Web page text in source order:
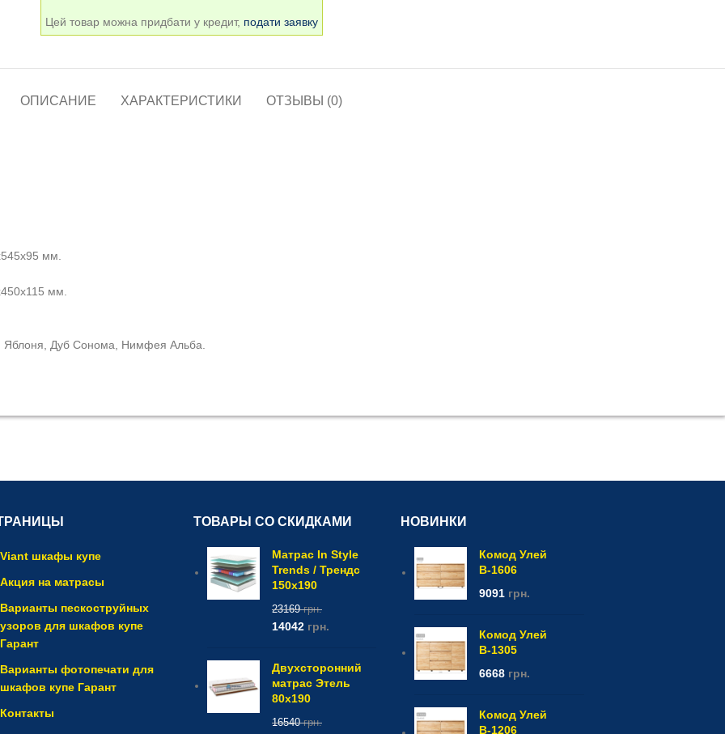
Цей товар можна придбати у кредит, подати заявку
ОПИСАНИЕ ХАРАКТЕРИСТИКИ ОТЗЫВЫ (0)
мм.
мм.
Яблоня, Дуб Сонома, Нимфея Альба.
Viant шкафы купе
Акция на матрасы
Варианты пескоструйных
узоров для шкафов купе
Гарант
Варианты фотопечати для
шкафов купе Гарант
Контакты
ТОВАРЫ СО СКИДКАМИ
Матрас In Style
Trends / Трендс
150x190
23169грн.
14042 грн.
Двухсторонний
матрас Этель
80x190
16540грн.
НОВИНКИ
Комод Улей
В-1606
9091 грн.
Комод Улей
В-1305
6668 грн.
Комод Улей
В-1206